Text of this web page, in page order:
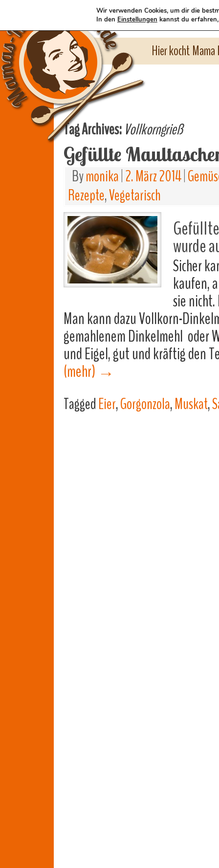
Hier kocht
Tag Archives: Vollkorngrieß
Gefüllte
Bymonika 2. März 2014
Rezepte,Vegetarisch
wurde
Sicher
kaufen,
sie
Man kann dazu Vollkorn-
gemahlenem Dinkelmehl oder
und Eigel, gut und kräftig den
(mehr) →
TaggedEier,Gorgonzola,Muskat,
Wir verwenden Cookies, um dir die
In den Einstellungen kannst du